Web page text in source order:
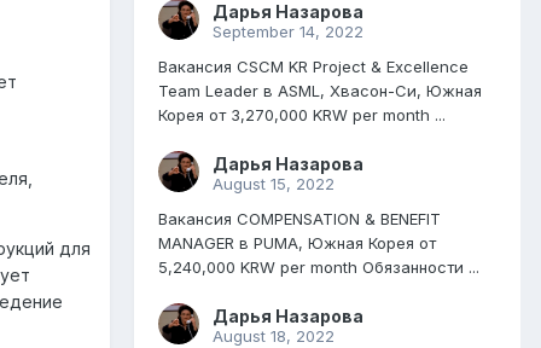
для
Дарья Назарова
September 14, 2022
Вакансия CSCM KR Project & Excellence
Team Leader в ASML, Хвасон-Си, Южная
Корея от 3,270,000 KRW per month ...
Дарья Назарова
August 15, 2022
Вакансия COMPENSATION & BENEFIT
MANAGER в PUMA, Южная Корея от
5,240,000 KRW per month Обязанности ...
Дарья Назарова
August 18, 2022